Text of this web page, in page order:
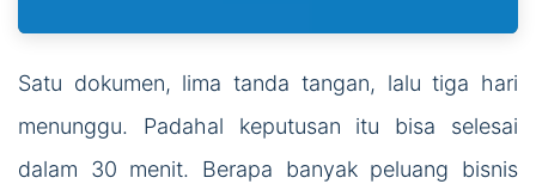
Satu dokumen, lima tanda tangan, lalu tiga hari
menunggu. Padahal keputusan itu bisa selesai
dalam 30 menit. Berapa banyak peluang bisnis